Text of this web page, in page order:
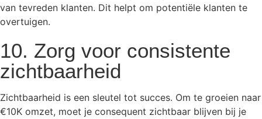
van tevreden klanten. Dit helpt om potentiële klanten te
overtuigen.
10. Zorg voor consistente
zichtbaarheid
Zichtbaarheid is een sleutel tot succes. Om te groeien naar
€10K omzet, moet je consequent zichtbaar blijven bij je